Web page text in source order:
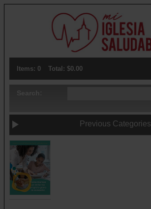
Items: 0 Total: $0.00
Previous Categories